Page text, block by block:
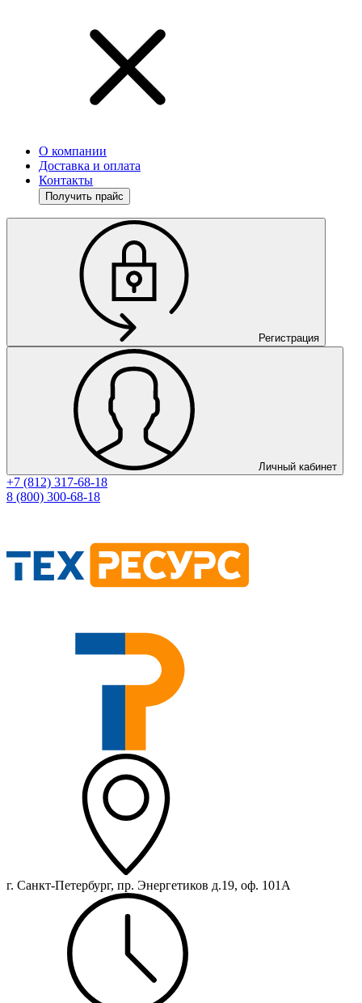
О компании
Доставка и оплата
Контакты
Получить прайс
Регистрация
Личный кабинет
+7 (812) 317-68-18
8 (800) 300-68-18
г. Санкт-Петербург, пр. Энергетиков д.19, оф. 101А